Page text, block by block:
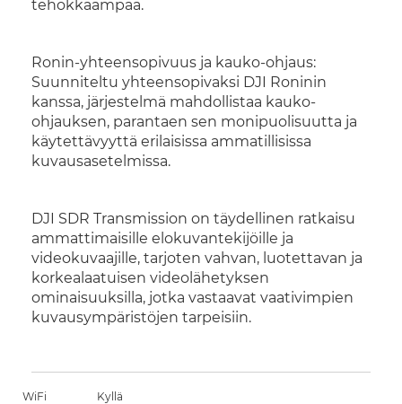
tehokkaampaa.
Ronin-yhteensopivuus ja kauko-ohjaus:
Suunniteltu yhteensopivaksi DJI Roninin
kanssa, järjestelmä mahdollistaa kauko-
ohjauksen, parantaen sen monipuolisuutta ja
käytettävyyttä erilaisissa ammatillisissa
kuvausasetelmissa.
DJI SDR Transmission on täydellinen ratkaisu
ammattimaisille elokuvantekijöille ja
videokuvaajille, tarjoten vahvan, luotettavan ja
korkealaatuisen videolähetyksen
ominaisuuksilla, jotka vastaavat vaativimpien
kuvausympäristöjen tarpeisiin.
WiFi Kyllä